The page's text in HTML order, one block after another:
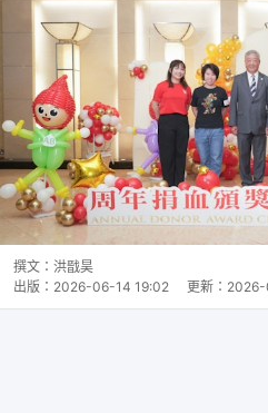
撰文： 洪戩昊
出版： 2026-06-14 19:02 更新：